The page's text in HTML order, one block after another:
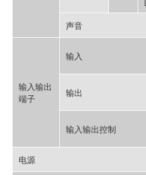
声音
输入输出
端子
输入
输出
输入输出控制
电源